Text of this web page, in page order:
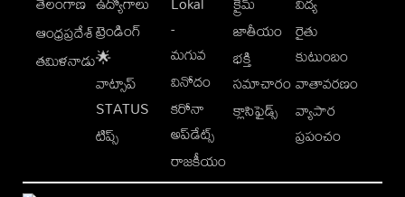
ఆంధ్రప్రదేశ్
తమిళనాడు
ట్రెండింగ్
🌟
వాట్సాప్
STATUS
టిప్స్
-
మగువ
వినోదం
కరోనా
అప్‌డేట్స్
రాజకీయం
జాతీయం
భక్తి
సమాచారం
క్లాసిఫైడ్స్
రైతు
కుటుంబం
వాతావరణం
వ్యాపార
ప్రపంచం